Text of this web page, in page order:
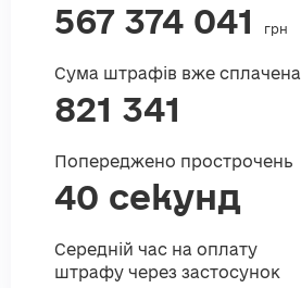
567 374 041 грн
Сума штрафів вже сплачена
821 341
Попереджено прострочень
40 секунд
Середній час на оплату
штрафу через застосунок